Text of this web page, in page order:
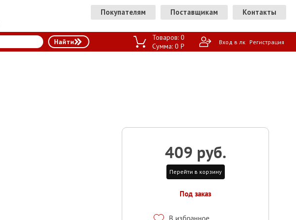
Покупателям Поставщикам Контакты
Товаров: 0
Сумма: 0 P Вход в лк Регистрация
409 руб.
Перейти в корзину
Под заказ